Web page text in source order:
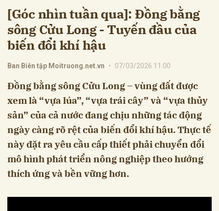
[Góc nhìn tuần qua]: Đồng bằng
sông Cửu Long - Tuyến đầu của
biến đổi khí hậu
Ban Biên tập Moitruong.net.vn • 07/03/2026 11:00
Đồng bằng sông Cửu Long – vùng đất được
xem là “vựa lúa”, “vựa trái cây” và “vựa thủy
sản” của cả nước đang chịu những tác động
ngày càng rõ rệt của biến đổi khí hậu. Thực tế
này đặt ra yêu cầu cấp thiết phải chuyển đổi
mô hình phát triển nông nghiệp theo hướng
thích ứng và bền vững hơn.
Hủy